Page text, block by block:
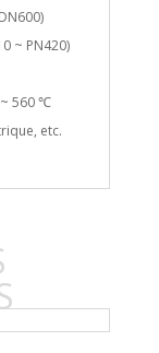
~ PN420)
560 ℃
etc.